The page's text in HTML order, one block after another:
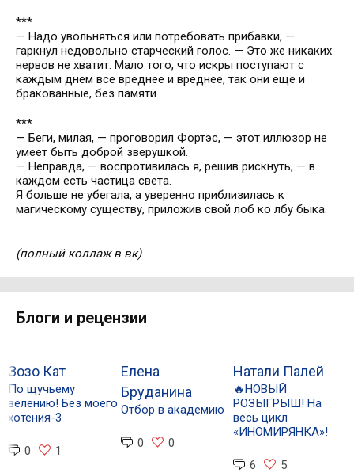
***
— Надо увольняться или потребовать прибавки, —
гаркнул недовольно старческий голос. — Это же никаких
нервов не хватит. Мало того, что искры поступают с
каждым днем все вреднее и вреднее, так они еще и
бракованные, без памяти.
***
— Беги, милая, — проговорил Фортэс, — этот иллюзор не
умеет быть доброй зверушкой.
— Неправда, — воспротивилась я, решив рискнуть, — в
каждом есть частица света.
Я больше не убегала, а уверенно приблизилась к
магическому существу, приложив свой лоб ко лбу быка.
(полный коллаж в вк)
Блоги и рецензии
Зозо Кат
По щучьему
велению! Без моего
хотения-3
0 1
Елена
Бруданина
Отбор в академию
0 0
Натали Палей
🔥НОВЫЙ
РОЗЫГРЫШ! На
весь цикл
«ИНОМИРЯНКА»!
6 5